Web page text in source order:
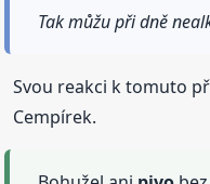
Tak můžu při dně
Svou reakci k tomuto
Cempírek.